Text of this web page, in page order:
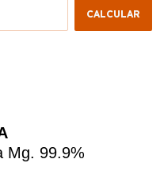
CALCULAR
Mg. 99.9%